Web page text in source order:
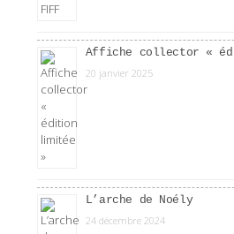
Affiche collector «
20 janvier 2025
L’arche de Noély
24 décembre 2024